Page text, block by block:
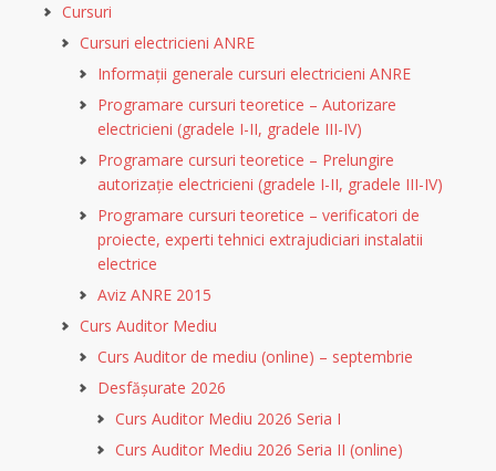
Cursuri
Cursuri electricieni ANRE
Informații generale cursuri electricieni ANRE
Programare cursuri teoretice – Autorizare
electricieni (gradele I-II, gradele III-IV)
Programare cursuri teoretice – Prelungire
autorizație electricieni (gradele I-II, gradele III-IV)
Programare cursuri teoretice – verificatori de
proiecte, experti tehnici extrajudiciari instalatii
electrice
Aviz ANRE 2015
Curs Auditor Mediu
Curs Auditor de mediu (online) – septembrie
Desfășurate 2026
Curs Auditor Mediu 2026 Seria I
Curs Auditor Mediu 2026 Seria II (online)